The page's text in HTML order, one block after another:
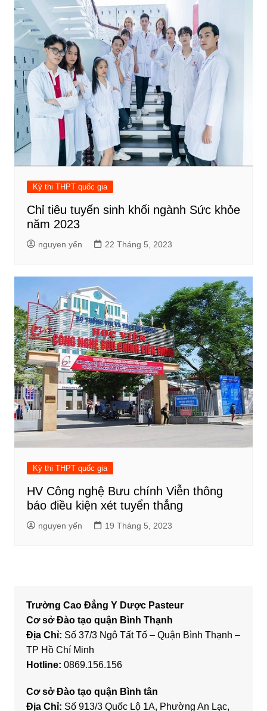
Kỳ thi THPT quốc gia
Chỉ tiêu tuyển sinh khối ngành Sức khỏe
năm 2023
nguyen yến 22 Tháng 5, 2023
Kỳ thi THPT quốc gia
HV Công nghệ Bưu chính Viễn thông
báo điều kiện xét tuyển thẳng
nguyen yến 19 Tháng 5, 2023
Trường Cao Đẳng Y Dược Pasteur
Cơ sở Đào tạo quận Bình Thạnh
Địa Chỉ: Số 37/3 Ngô Tất Tố – Quận Bình Thạnh –
TP Hồ Chí Minh
Hotline: 0869.156.156
Cơ sở Đào tạo quận Bình tân
Địa Chỉ: Số 913/3 Quốc Lộ 1A, Phường An Lạc,